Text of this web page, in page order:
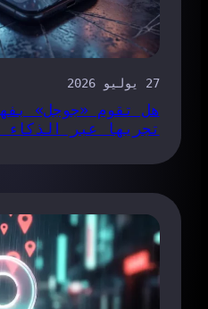
27 يوليو 2026
هل تقوم «جوجل»
تجريها عبر الذكاء